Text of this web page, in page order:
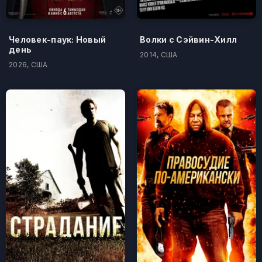
Человек-паук: Новый
день
2026, США
Волки с Сэйвин-Хилл
2014, США